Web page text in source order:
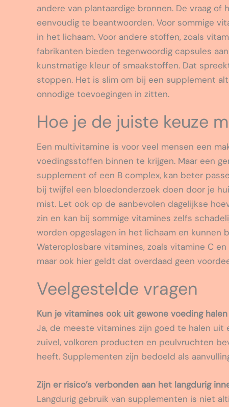
andere van plantaardige bronnen. De vraag
eenvoudig te beantwoorden. Voor sommige
in het lichaam. Voor andere stoffen, zoals
fabrikanten bieden tegenwoordig capsules
kunstmatige kleur of smaakstoffen. Dat
stoppen. Het is slim om bij een supplement
onnodige toevoegingen in zitten.
Hoe je de juiste keuze
Een multivitamine is voor veel mensen een
voedingsstoffen binnen te krijgen. Maar een
supplement of een B complex, kan beter
bij twijfel een bloedonderzoek doen door je
mist. Let ook op de aanbevolen dagelijkse
zin en kan bij sommige vitamines zelfs
worden opgeslagen in het lichaam en kunnen
Wateroplosbare vitamines, zoals vitamine C
maar ook hier geldt dat overdaad geen
Veelgestelde vragen
Kun je vitamines ook uit gewone voeding
Ja, de meeste vitamines zijn goed te halen
zuivel, volkoren producten en peulvruchten
heeft. Supplementen zijn bedoeld als
Zijn er risico’s verbonden aan het langdurig
Langdurig gebruik van supplementen is niet